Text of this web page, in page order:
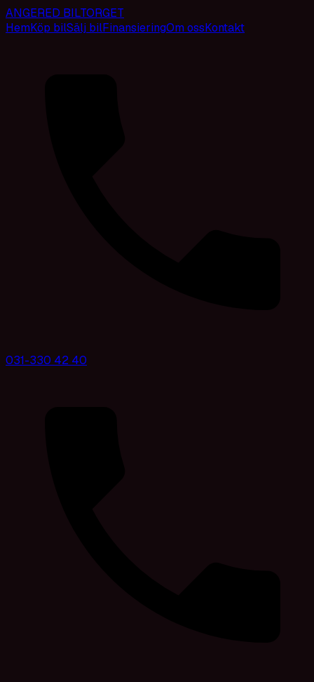
ANGERED BILTORGET
HemKöp bilSälj bilFinansieringOm ossKontakt
031-330 42 40